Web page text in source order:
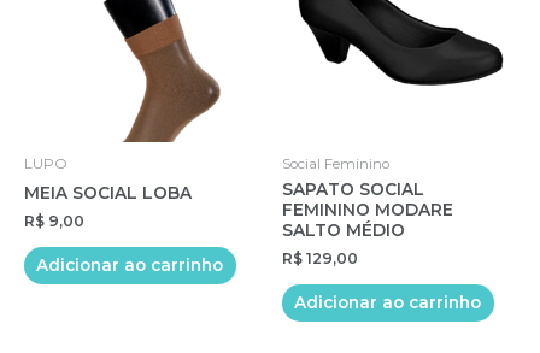
podem
ser
escolhidas
na
página
do
ser
escolhidas
na
LUPO
MEIA SOCIAL LOBA
R$ 9,00
Adicionar ao carrinho
Social Feminino
SAPATO SOCIAL
FEMININO MODARE
SALTO MÉDIO
R$ 129,00
Adicionar ao carrinho